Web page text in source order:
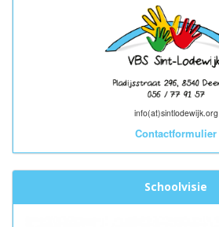
info(at)sintlodewijk.org
Contactformulier
Schoolvisie